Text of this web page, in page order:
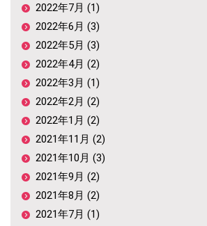
2022年7月 (1)
2022年6月 (3)
2022年5月 (3)
2022年4月 (2)
2022年3月 (1)
2022年2月 (2)
2022年1月 (2)
2021年11月 (2)
2021年10月 (3)
2021年9月 (2)
2021年8月 (2)
2021年7月 (1)